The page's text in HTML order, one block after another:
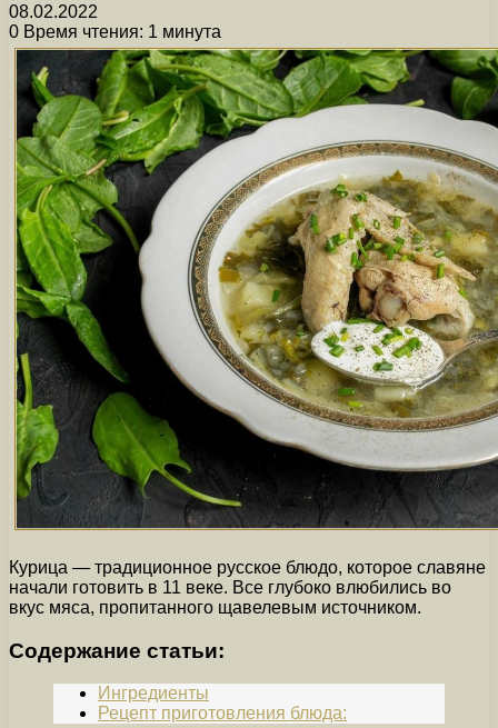
08.02.2022
0 Время чтения: 1 минута
Курица — традиционное русское блюдо, которое славяне
начали готовить в 11 веке. Все глубоко влюбились во
вкус мяса, пропитанного щавелевым источником.
Содержание статьи:
Ингредиенты
Рецепт приготовления блюда: